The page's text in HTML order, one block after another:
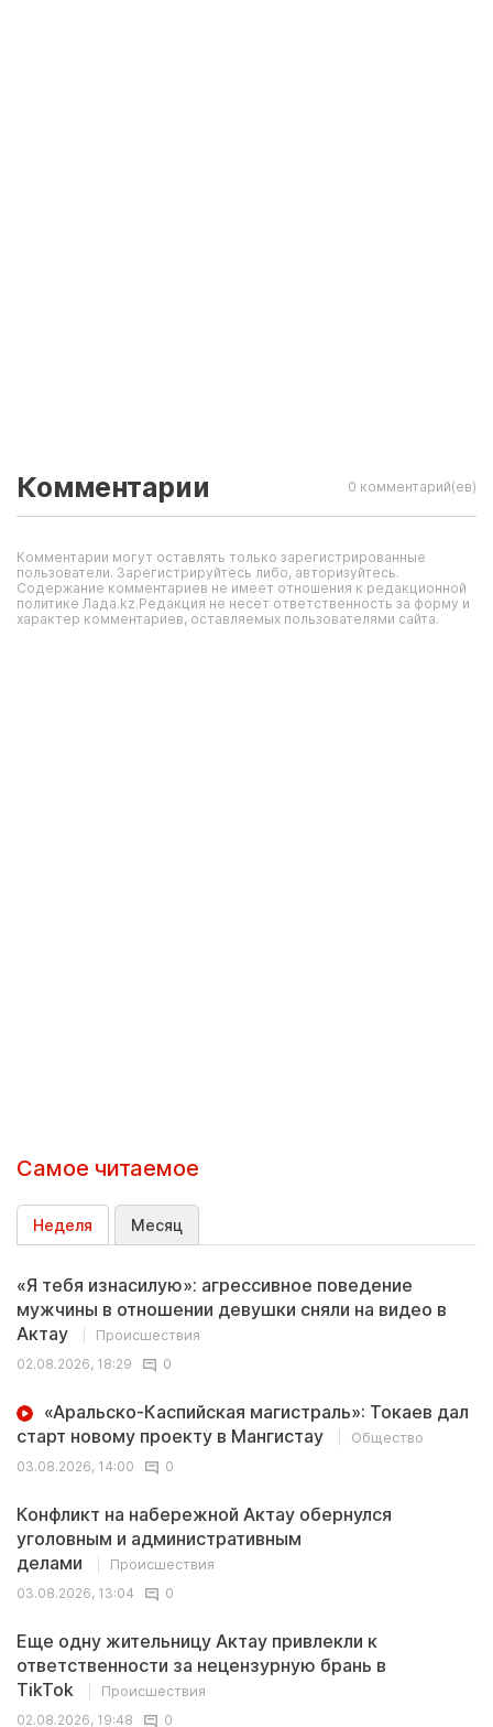
Комментарии 0 комментарий(ев)
Комментарии могут оставлять только зарегистрированные
пользователи. Зарегистрируйтесь либо, авторизуйтесь.
Содержание комментариев не имеет отношения к редакционной
политике Лада.kz.Редакция не несет ответственность за форму и
характер комментариев, оставляемых пользователями сайта.
Самое читаемое
Неделя Месяц
«Я тебя изнасилую»: агрессивное поведение
мужчины в отношении девушки сняли на видео в
Актау
Происшествия
02.08.2026, 18:29
0
«Аральско-Каспийская магистраль»: Токаев дал
старт новому проекту в Мангистау
Общество
03.08.2026, 14:00
0
Конфликт на набережной Актау обернулся
уголовным и административным
делами
Происшествия
03.08.2026, 13:04
0
Еще одну жительницу Актау привлекли к
ответственности за нецензурную брань в
TikTok
Происшествия
02.08.2026, 19:48
0